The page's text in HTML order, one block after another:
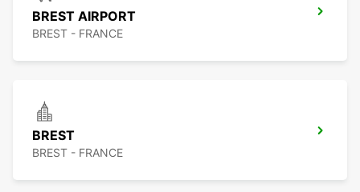
BREST AIRPORT
BREST - FRANCE
BREST
BREST - FRANCE